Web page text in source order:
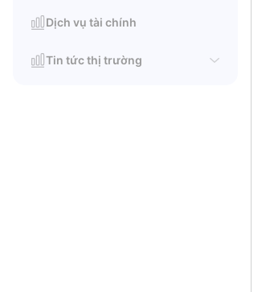
Dịch vụ tài chính
Tin tức thị trường